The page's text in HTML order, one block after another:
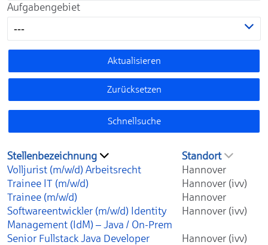
Aufgabengebiet
---
Aktualisieren
Zurücksetzen
Schnellsuche
Stellenbezeichnung
Standort
Volljurist (m/w/d) Arbeitsrecht
Hannover
Trainee IT (m/w/d)
Hannover (ivv)
Trainee (m/w/d)
Hannover
Softwareentwickler (m/w/d) Identity
Management (IdM) – Java / On-Prem
Hannover (ivv)
Senior Fullstack Java Developer
Hannover (ivv)